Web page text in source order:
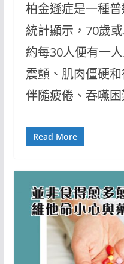
柏金遜症是一種
統計顯示，70歲
約每30人便有一
震顫、肌肉僵硬
伴隨疲倦、吞嚥
Read More